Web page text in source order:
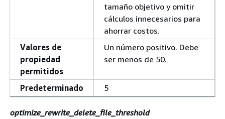
tamaño objetivo y omitir
cálculos innecesarios para
ahorrar costos.
Valores de
propiedad
permitidos
Un número positivo. Debe
ser menos de 50.
Predeterminado 5
optimize_rewrite_delete_file_threshold